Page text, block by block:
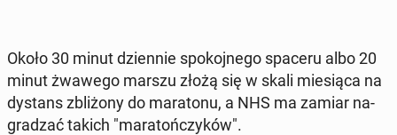
Około 30 minut dzien­nie spo­koj­ne­go spaceru albo 20
minut żwawego marszu złożą się w skali mie­sią­ca na
dystans zbli­żo­ny do ma­ra­to­nu, a NHS ma zamiar na­
gra­dzać takich "ma­ra­toń­czy­ków".